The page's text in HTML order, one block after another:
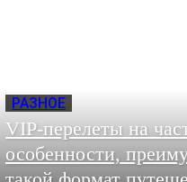
РАЗНОЕ
VIP-перелеты на
особенности,